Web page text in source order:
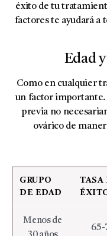
éxito de tu
factores te ayudará a
Edad
Como en cualquier
un factor
previa no
ovárico de
GRUPO
DE EDAD
TASA
Menos de
65-